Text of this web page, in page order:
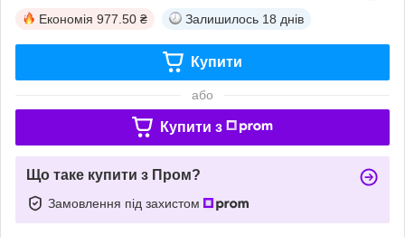
Економія 977.50 ₴ Залишилось 18 днів
Купити
або
Купити з
Що таке купити з Пром?
Замовлення під захистом